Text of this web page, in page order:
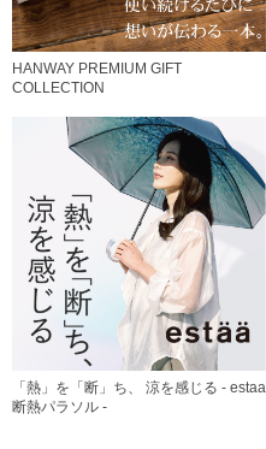
HANWAY PREMIUM GIFT
COLLECTION
「熱」を「断」ち、 涼を感じる - estaa
断熱パラソル -